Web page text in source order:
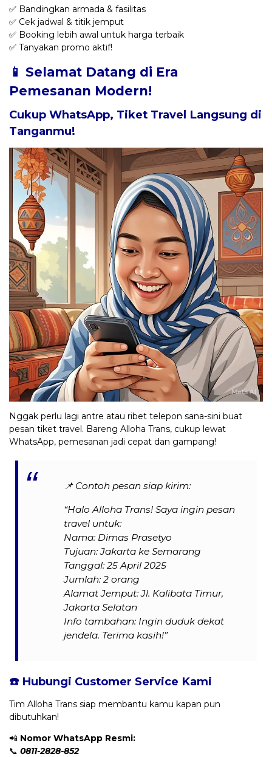
✅ Bandingkan armada & fasilitas
✅ Cek jadwal & titik jemput
✅ Booking lebih awal untuk harga terbaik
✅ Tanyakan promo aktif!
📱 Selamat Datang di Era
Pemesanan Modern!
Cukup WhatsApp, Tiket Travel Langsung di
Tanganmu!
Nggak perlu lagi antre atau ribet telepon sana-sini buat
pesan tiket travel. Bareng Alloha Trans, cukup lewat
WhatsApp, pemesanan jadi cepat dan gampang!
📌 Contoh pesan siap kirim:
“Halo Alloha Trans! Saya ingin pesan
travel untuk:
Nama: Dimas Prasetyo
Tujuan: Jakarta ke Semarang
Tanggal: 25 April 2025
Jumlah: 2 orang
Alamat Jemput: Jl. Kalibata Timur,
Jakarta Selatan
Info tambahan: Ingin duduk dekat
jendela. Terima kasih!”
☎️ Hubungi Customer Service Kami
Tim Alloha Trans siap membantu kamu kapan pun
dibutuhkan!
📲 Nomor WhatsApp Resmi:
📞 0811-2828-852